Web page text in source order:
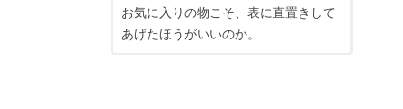
お気に入りの物こそ、表に直置きして
あげたほうがいいのか。